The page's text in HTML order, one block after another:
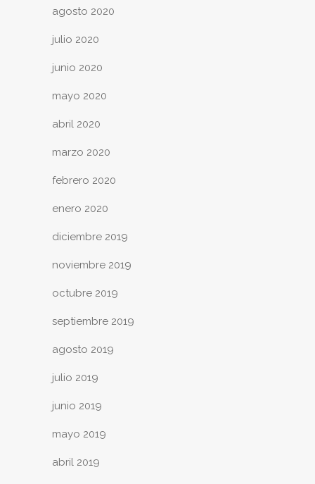
agosto 2020
julio 2020
junio 2020
mayo 2020
abril 2020
marzo 2020
febrero 2020
enero 2020
diciembre 2019
noviembre 2019
octubre 2019
septiembre 2019
agosto 2019
julio 2019
junio 2019
mayo 2019
abril 2019